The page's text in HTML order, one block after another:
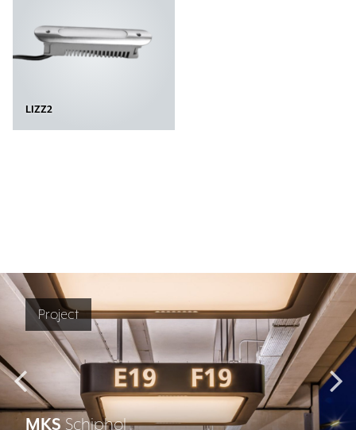
LIZZ2
Project
MKS Schiphol